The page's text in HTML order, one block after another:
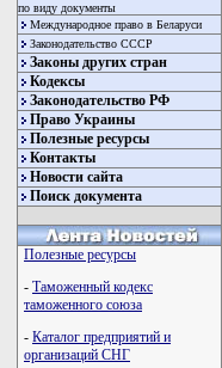
по виду документы
Международное право в Беларуси
Законодательство СССР
Законы других стран
Кодексы
Законодательство РФ
Право Украины
Полезные ресурсы
Контакты
Новости сайта
Поиск документа
Полезные ресурсы
- Таможенный кодекс
таможенного союза
- Каталог предприятий и
организаций СНГ